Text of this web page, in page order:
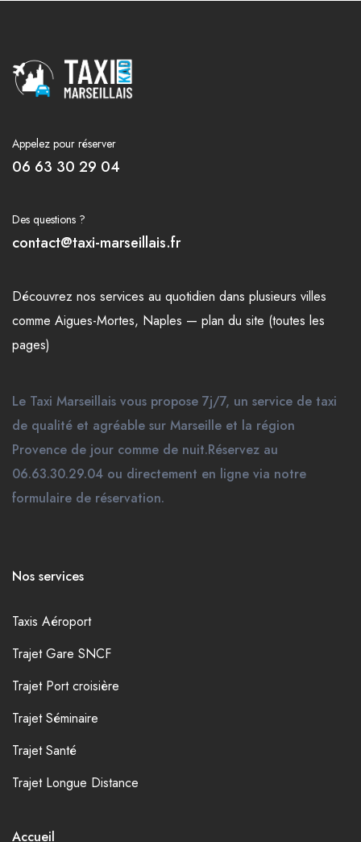
Appelez pour réserver
06 63 30 29 04
Des questions ?
contact@taxi-marseillais.fr
Découvrez nos services au quotidien dans plusieurs villes
comme Aigues-Mortes, Naples — plan du site (toutes les
pages)
Le Taxi Marseillais vous propose 7j/7, un service de taxi
de qualité et agréable sur Marseille et la région
Provence de jour comme de nuit.Réservez au
06.63.30.29.04 ou directement en ligne via notre
formulaire de réservation.
Nos services
Taxis Aéroport
Trajet Gare SNCF
Trajet Port croisière
Trajet Séminaire
Trajet Santé
Trajet Longue Distance
Accueil